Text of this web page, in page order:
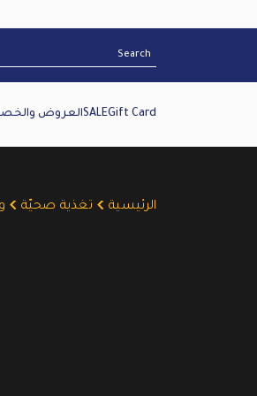
Gift Card
SALEالعروض
الرئيسية تغذية صحيّة